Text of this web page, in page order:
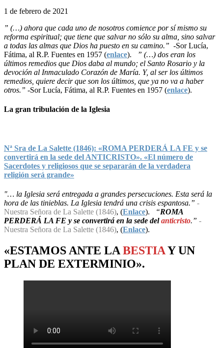
1 de febrero de 2021
” (…) ahora que cada uno de nosotros comience por sí mismo su
reforma espiritual; que tiene que salvar no sólo su alma, sino salvar
a todas las almas que Dios ha puesto en su camino.” -Sor Lucía,
Fátima, al R.P. Fuentes en 1957 (enlace).
” (…) dos eran los
últimos remedios que Dios daba al mundo; el Santo Rosario y la
devoción al Inmaculado Corazón de María. Y, al ser los últimos
remedios, quiere decir que son los últimos, que ya no va a haber
otros.” -Sor Lucía, Fátima, al R.P. Fuentes en 1957 (enlace).
La gran tribulación de la Iglesia
Nª Sra de La Salette (1846): «ROMA PERDERÁ LA FE y se
convertirá en la sede del ANTICRISTO». «El número de
Sacerdotes y religiosos que se separarán de la verdadera
religión será grande»
"… la Iglesia será entregada a grandes persecuciones. Esta será la
hora de las tinieblas. La Iglesia tendrá una crisis espantosa.” -
Nuestra Señora de La Salette (1846), (Enlace). “ROMA
PERDERÁ LA FE y se convertirá en la sede delanticristo.” -
Nuestra Señora de La Salette (1846), (Enlace).
«ESTAMOS ANTE LA BESTIAY UN
PLAN DE EXTERMINIO».